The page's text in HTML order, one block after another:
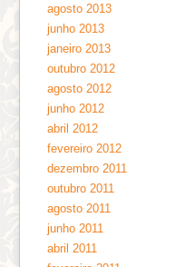
agosto 2013
junho 2013
janeiro 2013
outubro 2012
agosto 2012
junho 2012
abril 2012
fevereiro 2012
dezembro 2011
outubro 2011
agosto 2011
junho 2011
abril 2011